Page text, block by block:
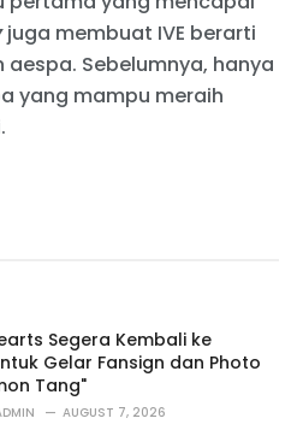
juga membuat IVE berarti
Sebelumnya, hanya
yang mampu meraih
Segera Kembali ke
Gelar Fansign dan Photo
Tang"
AUGUST 7, 2026